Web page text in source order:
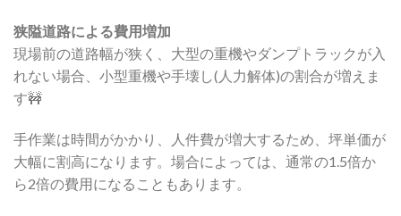
狭隘道路による費用増加
現場前の道路幅が狭く、大型の重機やダンプトラックが入
れない場合、小型重機や手壊し(人力解体)の割合が増えま
す🚧
手作業は時間がかかり、人件費が増大するため、坪単価が
大幅に割高になります。場合によっては、通常の1.5倍か
ら2倍の費用になることもあります。